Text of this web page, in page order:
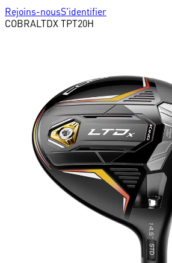
Rejoins-nousS'identifier
COBRALTDX TPT20H